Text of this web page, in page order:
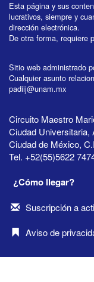
Esta página y sus
lucrativos, siempre y
dirección electrónica.
De otra forma, requiere
Sitio web administrado
Cualquier asunto
padiij@unam.mx
Circuito Maestro
Ciudad Universitaria,
Ciudad de México,
Tel. +52(55)5622
¿Cómo llegar?
Suscripción a
Aviso de